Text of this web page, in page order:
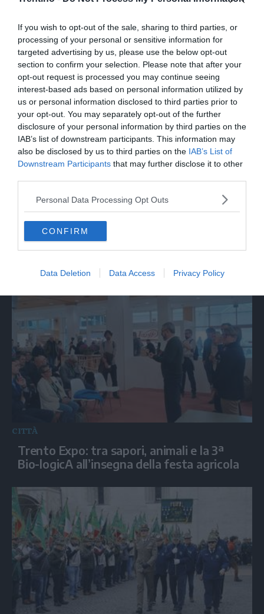
If you wish to opt-out of the sale, sharing to third parties, or
processing of your personal or sensitive information for
targeted advertising by us, please use the below opt-out
section to confirm your selection. Please note that after your
opt-out request is processed you may continue seeing
interest-based ads based on personal information utilized by
us or personal information disclosed to third parties prior to
your opt-out. You may separately opt-out of the further
disclosure of your personal information by third parties on the
IAB’s list of downstream participants. This information may
also be disclosed by us to third parties on the IAB’s List of
Downstream Participants that may further disclose it to other
Personal Data Processing Opt Outs
CONFIRM
Data Deletion Data Access Privacy Policy
IL CASO
Lago di Santa Giustina, acque basse e
riemerge il ponte sommerso: le immagini
CITTÀ
Trento Expo: tra sapori, animali e la 3ª
Bio-logicA all’insegna della festa agricola